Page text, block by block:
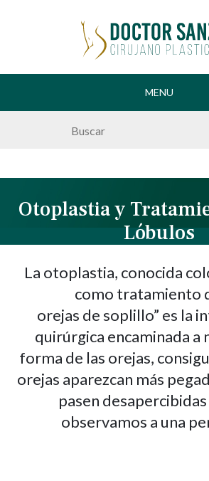
MENU
Otoplastia y
Lóbulos
La otoplastia, conocida
como tratamiento
orejas de soplillo” es la
quirúrgica encaminada a
forma de las orejas,
orejas aparezcan más
pasen
observamos a una